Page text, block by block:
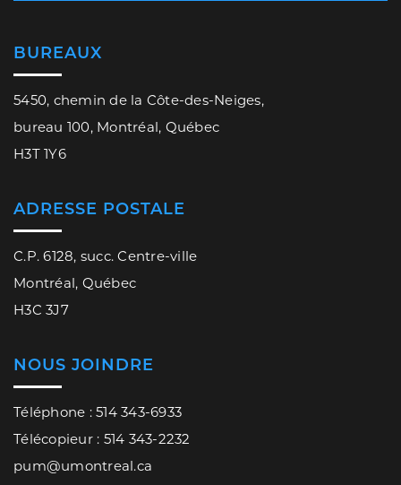
BUREAUX
5450, chemin de la Côte-des-Neiges,
bureau 100, Montréal, Québec
H3T 1Y6
ADRESSE POSTALE
C.P. 6128, succ. Centre-ville
Montréal, Québec
H3C 3J7
NOUS JOINDRE
Téléphone : 514 343-6933
Télécopieur : 514 343-2232
pum@umontreal.ca